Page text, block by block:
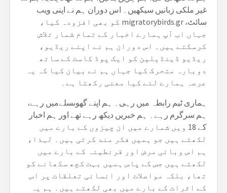
غیر ملکی زبانیں سیکھیں۔ اس دوران ہم نے اپنی ویب
سائٹ، migratorybirds.gr کو بھی افزودہ کیا،
جہاں اب آپ ہمارے اخبار کے تمام شمار تلاش
کرسکتے ہیں۔ اس دوران ہم نے اپنے ریڈیو،
ریڈیو ڈینڈیلین کو ایک پوڈ کاسٹ کے ساتھ
دوبارہ متحرک کیا جہاں ہم نے بیان کیا کہ یہ
عرصہ ہمارے لئے کیا معنی رکھتا ہے۔
ہماری ٹیم رابطہ میں رہی۔ ہم اپنے گھوںسلےمیں رہے،
ہم سرگرم رہے۔ ہم خبریں دیکھ رہے تھے اور ہم اخبار
کے 18 ویں شمارے میں ان چیزوں کے بارے میں
لکھتے ہیں جو ہمیں فکر مند کرتی ہیں۔ لہذا،
ہم اس وبائی مرض اور قرنطینہ کے بارے میں
لکھتے ہیں جس کے پاس ہمیں بہت کچھ سکھانے کو
تھا، بلکہ مواصلات اور انسانی تعلقات پر اس
کے اثرات کے بارے میں بھی لکھتے ہیں۔ ہم یہ